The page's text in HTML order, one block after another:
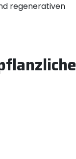
regenerativen